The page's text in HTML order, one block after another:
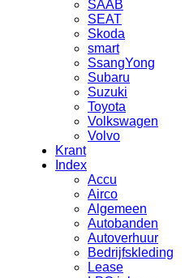
SAAB
SEAT
Skoda
smart
SsangYong
Subaru
Suzuki
Toyota
Volkswagen
Volvo
Krant
Index
Accu
Airco
Algemeen
Autobanden
Autoverhuur
Bedrijfskleding
Lease